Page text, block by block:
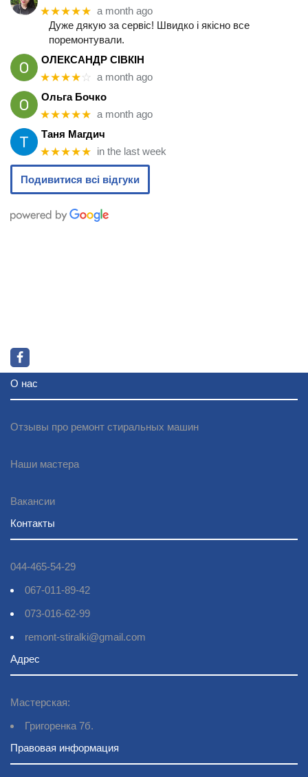
★★★★★ a month ago
Дуже дякую за сервіс! Швидко і якісно все
поремонтували.
ОЛЕКСАНДР СІВКІН
★★★★☆ a month ago
Ольга Бочко
★★★★★ a month ago
Таня Магдич
★★★★★ in the last week
Подивитися всі відгуки
О нас
Отзывы про ремонт стиральных машин
Наши мастера
Вакансии
Контакты
044-465-54-29
067-011-89-42
073-016-62-99
remont-stiralki@gmail.com
Адрес
Мастерская:
Григоренка 7б.
Правовая информация